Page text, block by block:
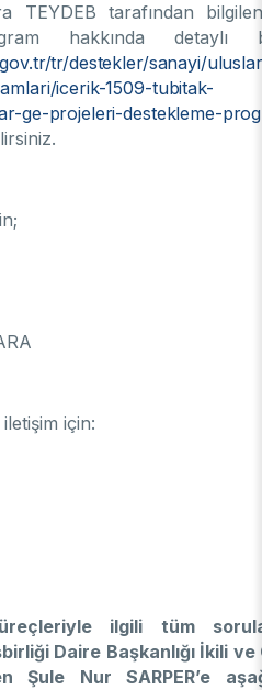
TEYDEB tarafından
hakkında detaylı
tr/destekler/sanayi/
icerik-1509-tubitak-
ge-projeleri-destekleme-
için:
ilgili tüm
Daire Başkanlığı İkili ve
Şule Nur SARPER’e